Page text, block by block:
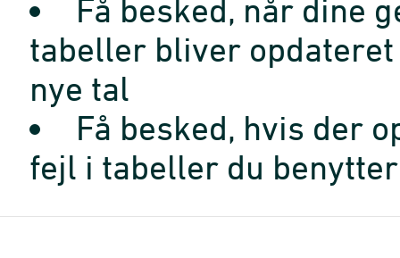
Få besked, når dine
tabeller bliver opdateret
nye tal
Få besked, hvis der
fejl i tabeller du benytter